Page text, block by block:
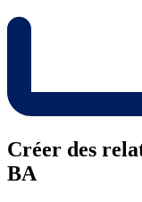
Créer des
BA